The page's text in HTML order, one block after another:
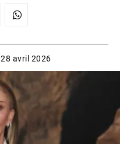
28 avril 2026